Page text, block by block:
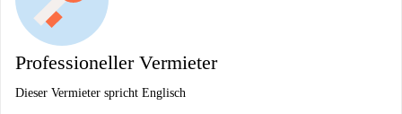
Professioneller Vermieter
Dieser Vermieter spricht Englisch